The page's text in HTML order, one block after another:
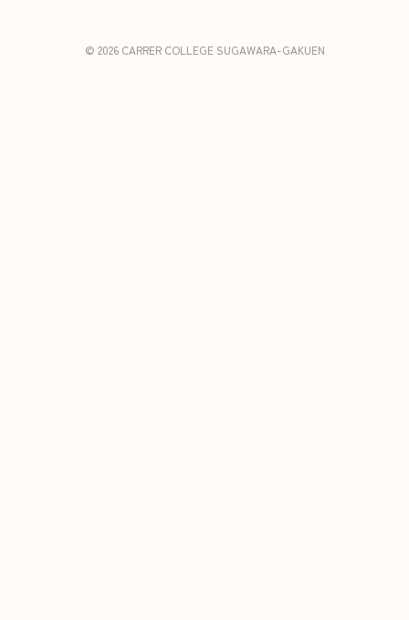
© 2026 CARRER COLLEGE SUGAWARA-GAKUEN